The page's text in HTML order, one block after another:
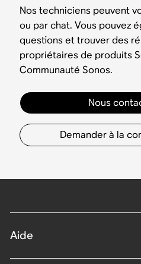
Nos techniciens peuvent
ou par chat. Vous pouvez
questions et trouver des
propriétaires de produits
Communauté Sonos.
Nous
Demander à la
Aide